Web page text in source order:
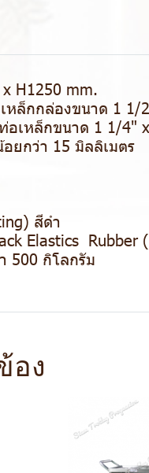
H1250 mm.
หล็กกล่องขนาด 1 1/
อเหล็กขนาด 1 1/4"
ยกว่า 15 มิลลิเมตร
สีดำ
Elastics
500 กิโลกรัม
อง